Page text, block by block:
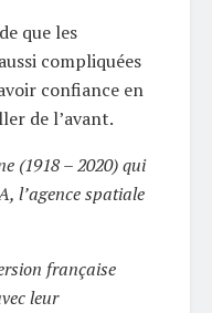
que les
compliquées
confiance en
de l’avant.
(1918 – 2020) qui
l’agence spatiale
française
leur